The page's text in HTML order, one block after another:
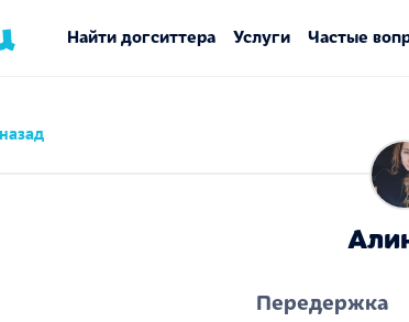
Найти догситтера Услуги Частые
Передержка